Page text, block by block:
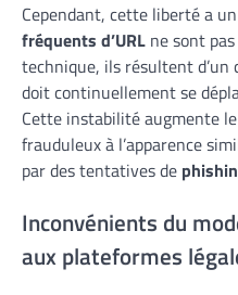
Cependant, cette liberté a
fréquents d’URL ne sont
technique, ils résultent
doit continuellement se
Cette instabilité augmente
frauduleux à l’apparence
par des tentatives de
Inconvénients du
aux plateformes